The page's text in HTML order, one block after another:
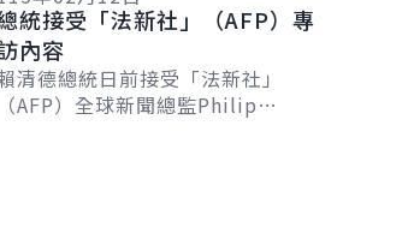
統接受「法新社」（AFP）專
內容
清德總統日前接受「法新社」
（AFP）全球新聞總監Philip